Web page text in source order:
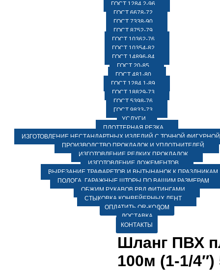
ГОСТ 1284.2-96
ГОСТ 6678-72
ГОСТ 7338-90
ГОСТ 8752-79
ГОСТ 10362-76
ГОСТ 10354-82
ГОСТ 14896-84
ГОСТ 20-85
ГОСТ 481-80
ГОСТ 1284.1-89
ГОСТ 18829-73
ГОСТ 5398-76
ГОСТ 9833-73
УСЛУГИ
ПЛОТТЕРНАЯ РЕЗКА
ИЗГОТОВЛЕНИЕ НЕСТАНДАРТНЫХ ИЗДЕЛИЙ С ТОЧНОЙ ФИГУРНОЙ
ПРОИЗВОДСТВО ПРОКЛАДОК И УПЛОТНИТЕЛЕЙ
ИЗГОТОВЛЕНИЕ РЕДКИХ ПРОКЛАДОК
ИЗГОТОВЛЕНИЕ ЛОЖЕМЕНТОВ
ВЫРЕЗАНИЕ ТРАФАРЕТОВ И ВЫТЫНАНОК К ПРАЗДНИКАМ
ПОЛОГА, ГАРАЖНЫЕ ШТОРЫ ПО ВАШИМ РАЗМЕРАМ
ОБЖИМ РУКАВОВ РВД ФИТИНГАМИ
СТЫКОВКА КОНВЕЙЕРНЫХ ЛЕНТ
ОПЛАТИТЬ QR-КОДОМ
ДОСТАВКА
КОНТАКТЫ
Шланг ПВХ
100м (1-1/4″)